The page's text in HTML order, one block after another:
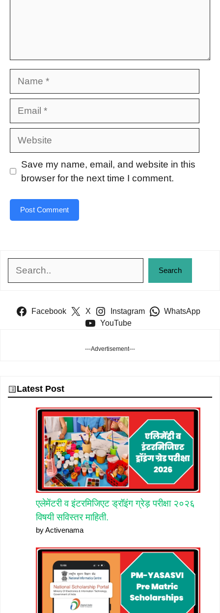
Website
Save my name, email, and website in this
browser for the next time I comment.
Search
Facebook X Instagram
WhatsApp
YouTube
---Advertisement---
Latest Post
एलेमेंटरी व इंटरमिजिएट ड्रॉइंग ग्रेड़ परीक्षा २०२६
विषयी सविस्तर माहिती.
by Activenama